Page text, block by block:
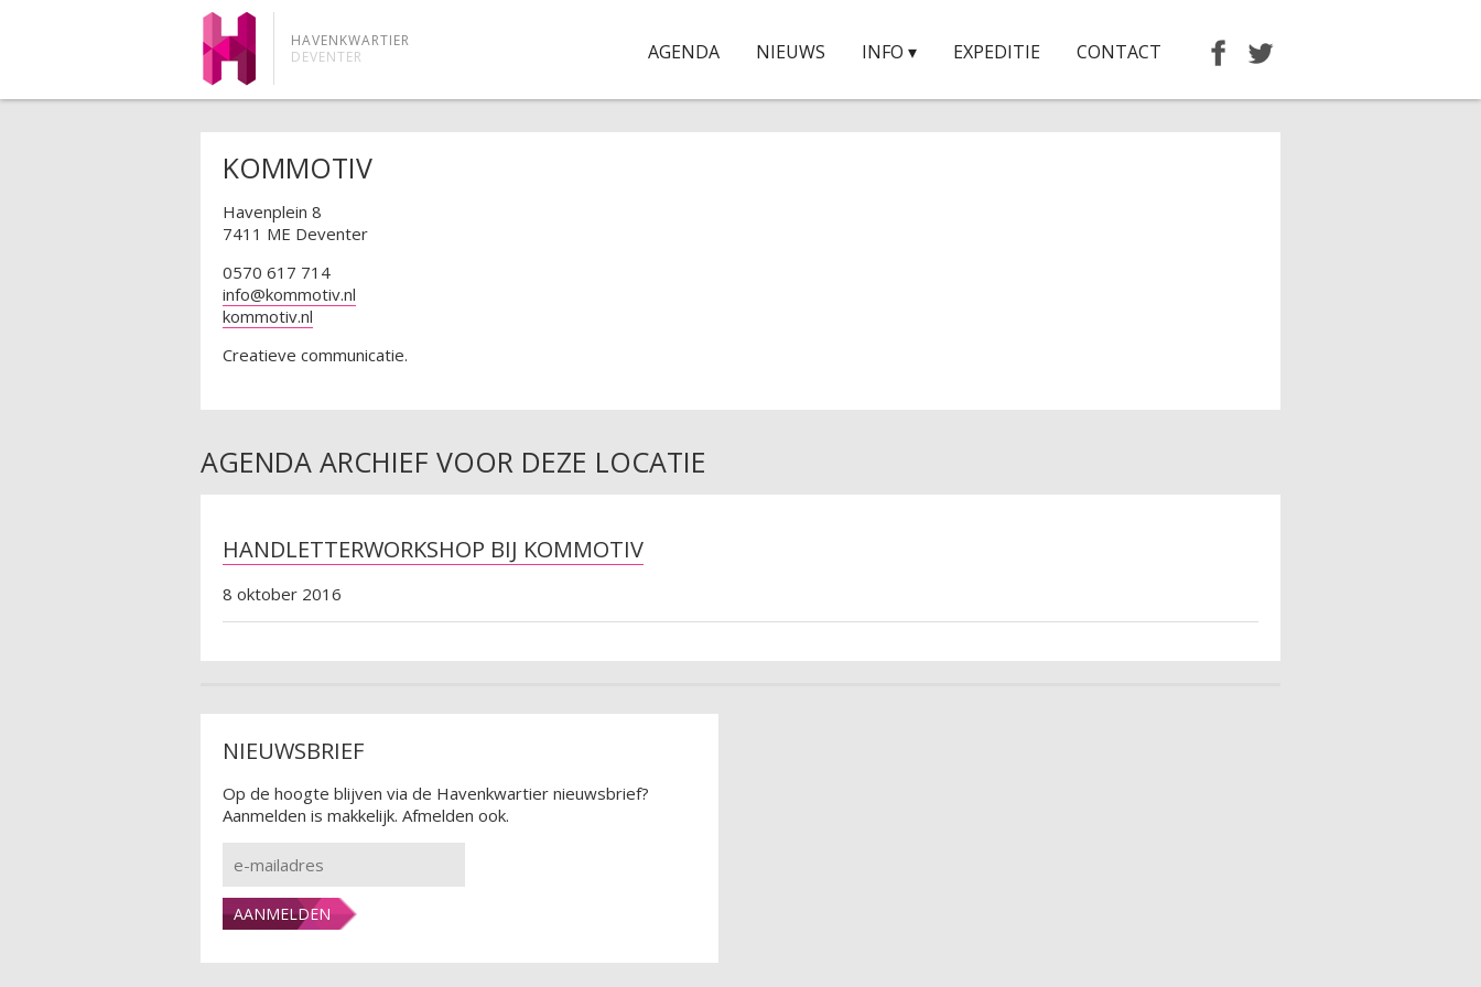
HAVENKWARTIER
DEVENTER
AGENDA NIEUWS INFO ▾ EXPEDITIE CONTACT
KOMMOTIV
Havenplein 8
7411 ME Deventer
0570 617 714
info@kommotiv.nl
kommotiv.nl
Creatieve communicatie.
AGENDA ARCHIEF VOOR DEZE LOCATIE
HANDLETTERWORKSHOP BIJ KOMMOTIV
8 oktober 2016
NIEUWSBRIEF
Op de hoogte blijven via de Havenkwartier nieuwsbrief?
Aanmelden is makkelijk. Afmelden ook.